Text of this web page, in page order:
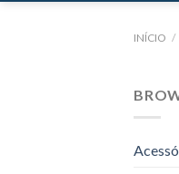
INÍCIO /